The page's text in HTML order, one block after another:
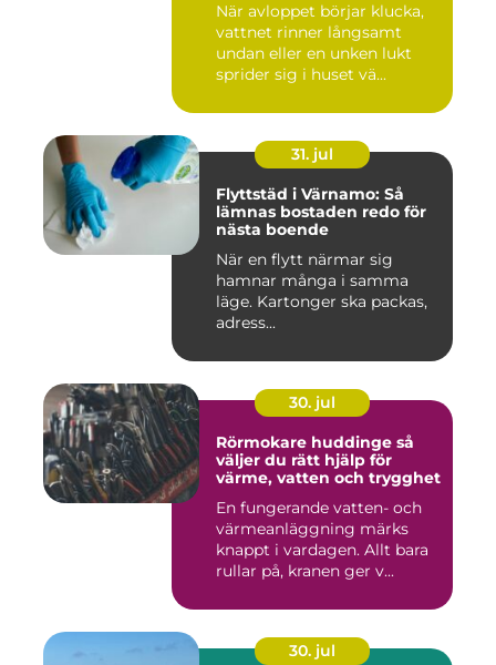
När avloppet börjar klucka,
vattnet rinner långsamt
undan eller en unken lukt
sprider sig i huset vä...
31. jul
Flyttstäd i Värnamo: Så
lämnas bostaden redo för
nästa boende
När en flytt närmar sig
hamnar många i samma
läge. Kartonger ska packas,
adress...
30. jul
Rörmokare huddinge så
väljer du rätt hjälp för
värme, vatten och trygghet
En fungerande vatten- och
värmeanläggning märks
knappt i vardagen. Allt bara
rullar på, kranen ger v...
30. jul